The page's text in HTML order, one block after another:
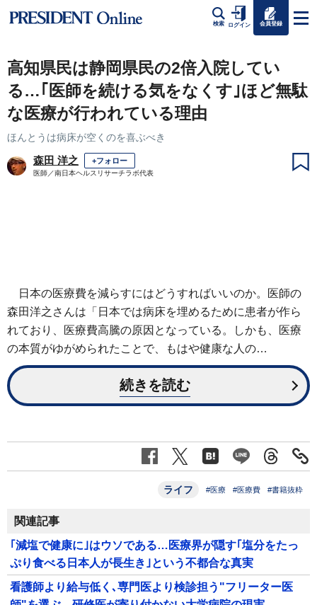
検索 ログイン 会員登録
高知県民は静岡県民の2倍入院してい
る…｢医師を続ける気をなくす｣ほど無駄
な医療が行われている理由
ほんとうは病床が空くのを喜ぶべき
森田 洋之 +フォロー
医師／南日本ヘルスリサーチラボ代表
日本の医療費を減らすにはどうすればいいのか。医師の
森田洋之さんは「日本では病床を埋めるために患者が作ら
れており、医療費高騰の原因となっている。しかも、医療
の本質がゆがめられたことで、もはや健康な人の…
続きを読む
ライフ #医療 #医療費 #書籍抜粋
関連記事
｢減塩で健康に｣はウソである…医療界が隠す｢塩分をたっ
ぷり食べる日本人が長生き｣という不都合な真実
看護師より給与低く､専門医より検診担う"フリーター医